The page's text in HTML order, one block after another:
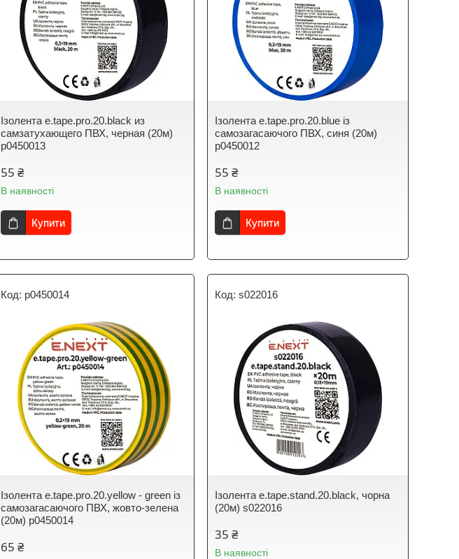
Ізолента e.tape.pro.20.black из
самзатухающего ПВХ, черная (20м)
p0450013
55 ₴
В наявності
Купити
Ізолента e.tape.pro.20.blue із
самозагасаючого ПВХ, синя (20м)
p0450012
55 ₴
В наявності
Купити
p0450014
Ізолента e.tape.pro.20.yellow - green із
самозагасаючого ПВХ, жовто-зелена
(20м) p0450014
65 ₴
s022016
Ізолента e.tape.stand.20.black, чорна
(20м) s022016
35 ₴
В наявності